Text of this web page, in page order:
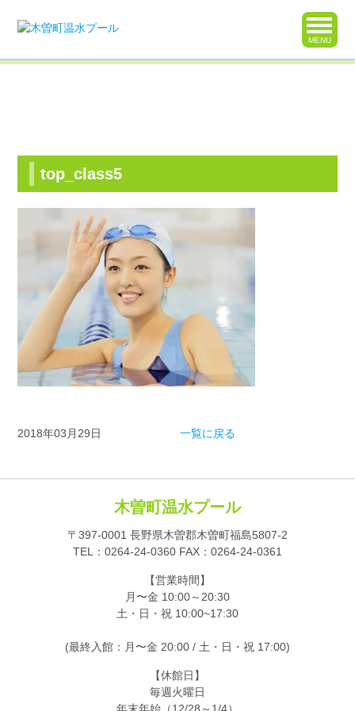
MENU
top_class5
2018年03月29日 一覧に戻る
木曽町温水プール
〒397-0001 長野県木曽郡木曽町福島5807-2
TEL： 0264-24-0360 FAX：0264-24-0361
【営業時間】
月〜金 10:00～20:30
土・日・祝 10:00~17:30
(最終入館：月〜金 20:00 / 土・日・祝 17:00)
【休館日】
毎週火曜日